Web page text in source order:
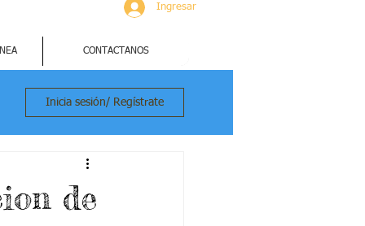
Ingresar
CONTACTANOS
Inicia sesión/ Regístrate
de